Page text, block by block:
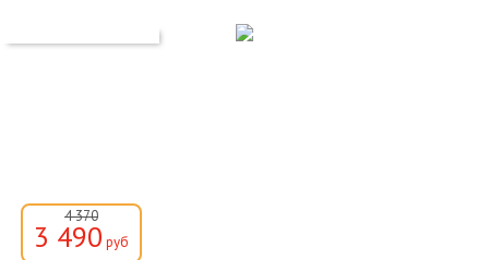
4 370
3 490 руб